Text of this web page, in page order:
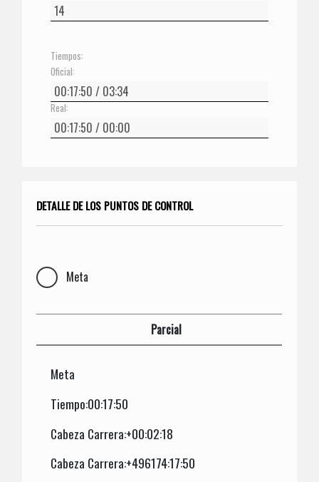
Tiempos:
Oficial:
Real:
DETALLE DE LOS PUNTOS DE CONTROL
Meta
Parcial
Meta
Tiempo:00:17:50
Cabeza Carrera:+00:02:18
Cabeza Carrera:+496174:17:50